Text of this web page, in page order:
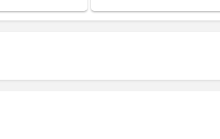
morale.
mają odkryte głowy i ręce